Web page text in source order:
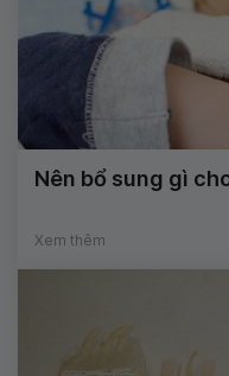
Nên bổ sung gì
Xem thêm